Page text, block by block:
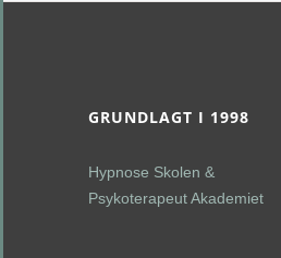
GRUNDLAGT I 1998
Hypnose Skolen &
Psykoterapeut Akademiet